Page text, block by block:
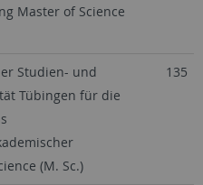
Master of Science
Studien- und
Tübingen für die
(M. Sc.)
135